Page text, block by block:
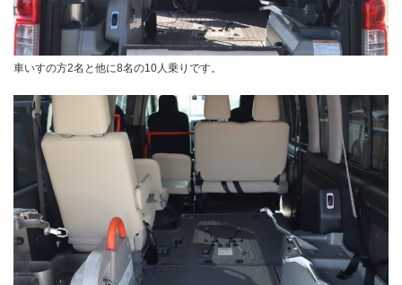
車いすの方2名と他に8名の10人乗りです。